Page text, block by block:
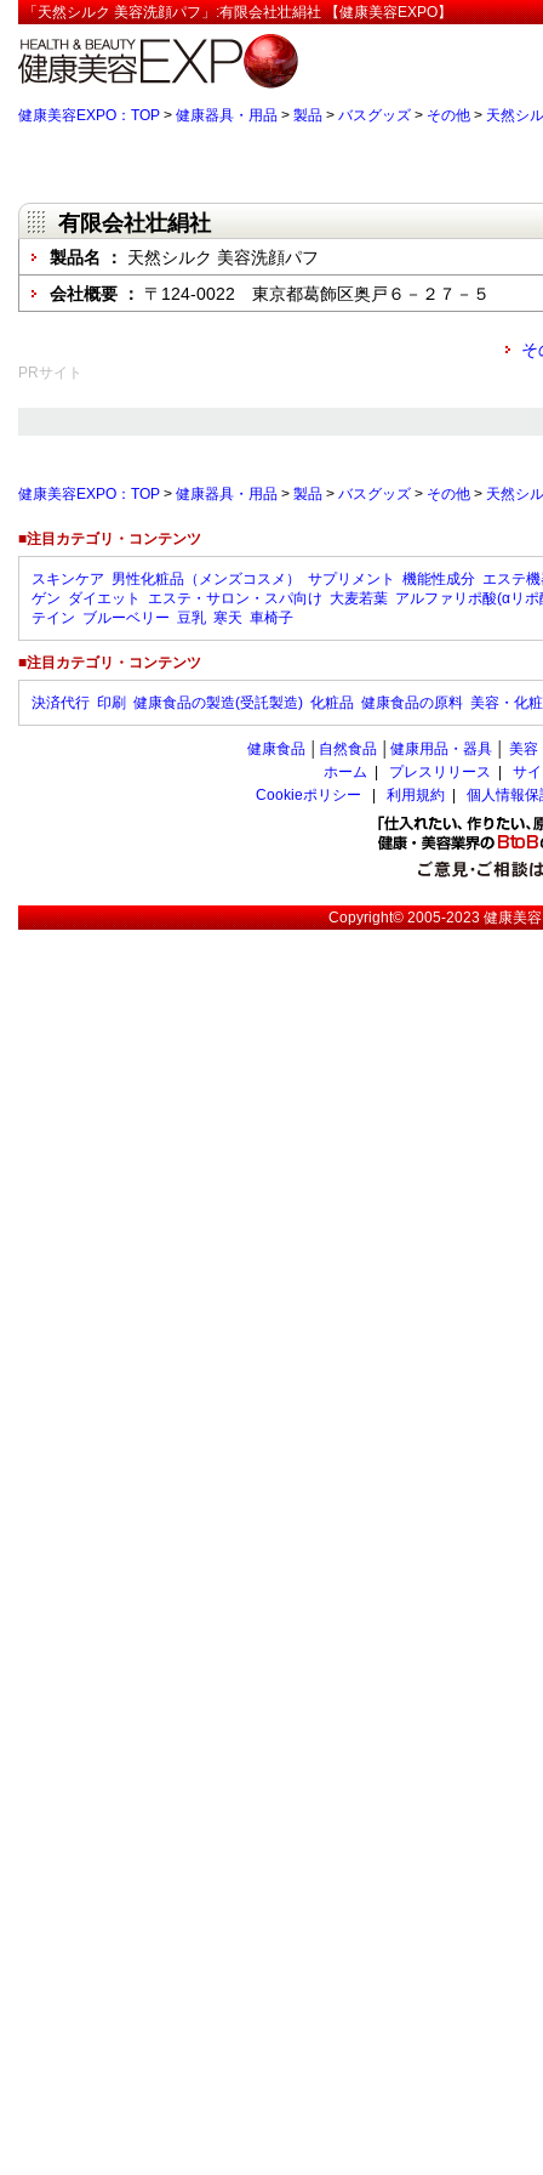
「天然シルク 美容洗顔パフ」:有限会社壮絹社 【健康美容EXPO】
健康美容EXPO：TOP > 健康器具・用品 > 製品 > バスグッズ > その他 > 天然シ
有限会社壮絹社
製品名 ： 天然シルク 美容洗顔パフ
会社概要 ： 〒124-0022 東京都葛飾区奥戸６－２７－５
そ
PRサイト
健康美容EXPO：TOP > 健康器具・用品 > 製品 > バスグッズ > その他 > 天然シ
■注目カテゴリ・コンテンツ
スキンケア 男性化粧品（メンズコスメ） サプリメント 機能性成分 エステ
ゲン ダイエット エステ・サロン・スパ向け 大麦若葉 アルファリポ酸(αリポ
テイン ブルーベリー 豆乳 寒天 車椅子
■注目カテゴリ・コンテンツ
決済代行 印刷 健康食品の製造(受託製造) 化粧品 健康食品の原料 美容・化
健康食品 自然食品 健康用品・器具 美容
ホーム
プレスリリース
サ
Cookieポリシー
利用規約 個人情報
Copyright© 2005-2023健康美